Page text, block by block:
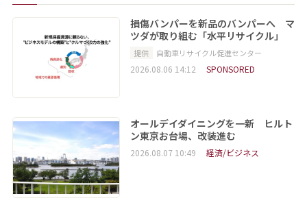
損傷バンパーを新品のバンパーへ マ
ツダが取り組む「水平リサイクル」
提供 自動車リサイクル促進センター
2026.08.06 14:12 SPONSORED
オールデイダイニングを一新 ヒルト
ン東京お台場、改装進む
2026.08.07 10:49 経済/ビジネス